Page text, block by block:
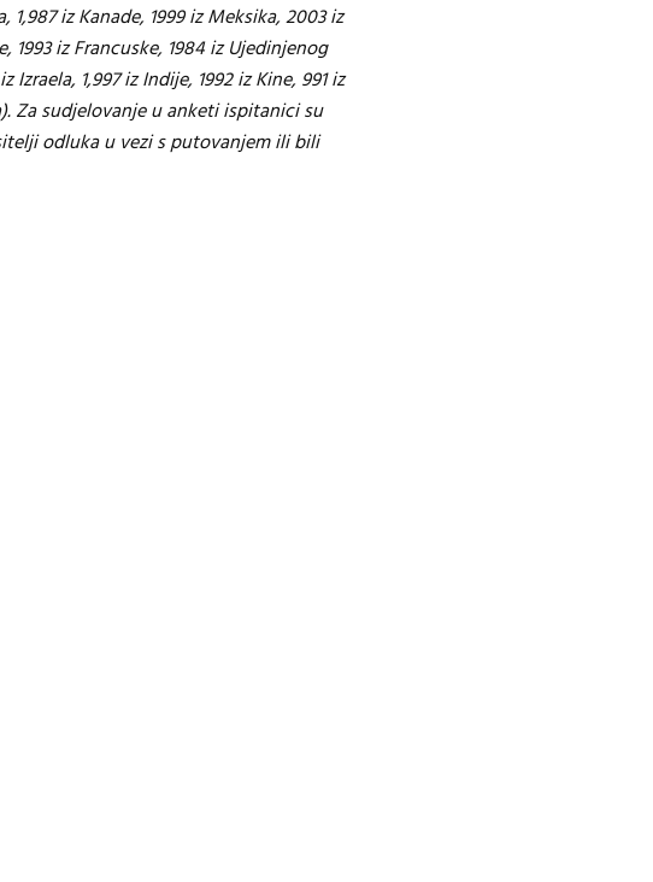
iz Kanade, 1999 iz Meksika, 2003 iz
1993 iz Francuske, 1984 iz Ujedinjenog
1,997 iz Indije, 1992 iz Kine, 991 iz
Za sudjelovanje u anketi ispitanici su
odluka u vezi s putovanjem ili bili